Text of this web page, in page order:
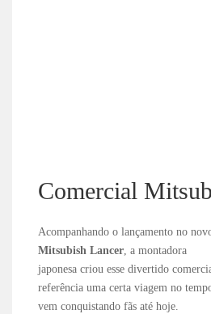
Comercial
Acompanhando o lançamento no
Mitsubish Lancer, a montadora
japonesa criou esse divertido
referência uma certa viagem no
vem conquistando fãs até hoje.